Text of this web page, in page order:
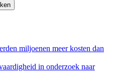
miljoenen meer kosten dan
in onderzoek naar